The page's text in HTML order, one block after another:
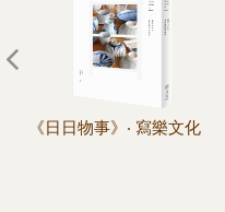
《日日物事》‧ 寫樂文化